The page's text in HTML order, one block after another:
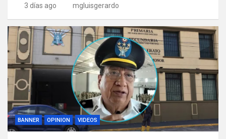
3 días ago mgluisgerardo
BANNER OPINION VIDEOS